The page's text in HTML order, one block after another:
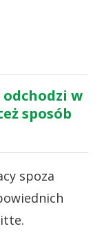
w
sposób
spoza